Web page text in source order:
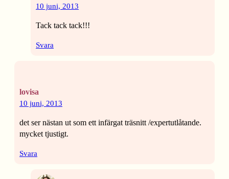
10 juni, 2013
Tack tack tack!!!
Svara
lovisa
10 juni, 2013
det ser nästan ut som ett infärgat träsnitt /expertutlåtande.
mycket tjustigt.
Svara